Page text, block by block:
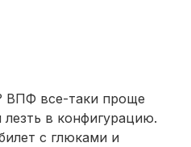
ВПФ все-таки проще
в конфигурацию.
с глюками и